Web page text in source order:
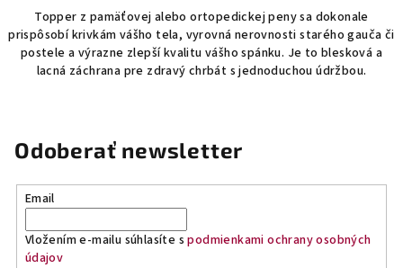
a
c
i
v
k
y
p
a
n
i
e
Topper z pamäťovej alebo ortopedickej peny sa dokonale
prispôsobí krivkám vášho tela, vyrovná nerovnosti starého gauča či
postele a výrazne zlepší kvalitu vášho spánku. Je to blesková a
lacná záchrana pre zdravý chrbát s jednoduchou údržbou.
Odoberať newsletter
Email
Vložením e-mailu súhlasíte spodmienkami ochrany osobných
údajov